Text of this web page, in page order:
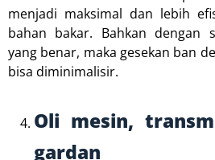
menjadi maksimal dan lebih
bahan bakar. Bahkan dengan
yang benar, maka gesekan ban
bisa diminimalisir.
Oli mesin,
gardan